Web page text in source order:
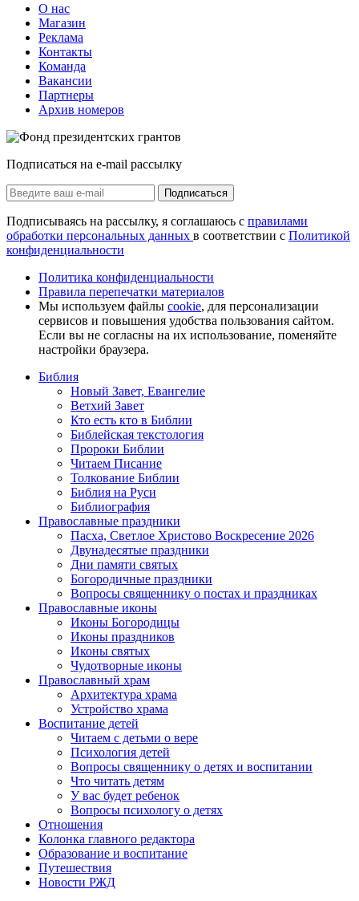
О нас
Магазин
Реклама
Контакты
Команда
Вакансии
Партнеры
Архив номеров
Подписаться на e-mail рассылку
Подписаться
Подписываясь на рассылку, я соглашаюсь с правилами
обработки персональных данных в соответствии с Политикой
конфиденциальности
Политика конфиденциальности
Правила перепечатки материалов
Мы используем файлы cookie, для персонализации
сервисов и повышения удобства пользования сайтом.
Если вы не согласны на их использование, поменяйте
настройки браузера.
Библия
Новый Завет, Евангелие
Ветхий Завет
Кто есть кто в Библии
Библейская текстология
Пророки Библии
Читаем Писание
Толкование Библии
Библия на Руси
Библиография
Православные праздники
Пасха, Светлое Христово Воскресение 2026
Двунадесятые праздники
Дни памяти святых
Богородичные праздники
Вопросы священнику о постах и праздниках
Православные иконы
Иконы Богородицы
Иконы праздников
Иконы святых
Чудотворные иконы
Православный храм
Архитектура храма
Устройство храма
Воспитание детей
Читаем с детьми о вере
Психология детей
Вопросы священнику о детях и воспитании
Что читать детям
У вас будет ребенок
Вопросы психологу о детях
Отношения
Колонка главного редактора
Образование и воспитание
Путешествия
Новости РЖД